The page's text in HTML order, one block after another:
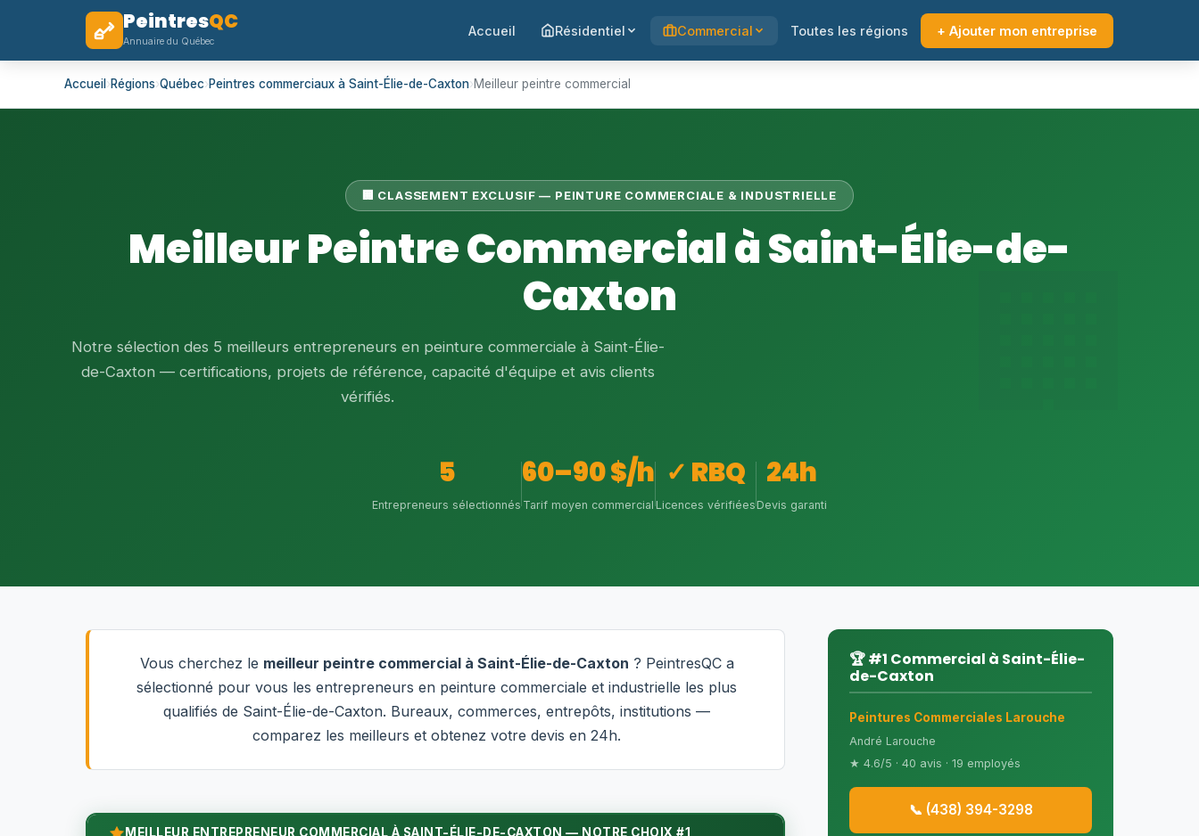
PeintresQC
Annuaire du Québec
Accueil Résidentiel Commercial Toutes les régions + Ajouter mon entreprise
Accueil ›Régions›Québec›Peintres commerciaux à Saint-Élie-de-Caxton›Meilleur peintre commercial
🏢 CLASSEMENT EXCLUSIF — PEINTURE COMMERCIALE & INDUSTRIELLE
Meilleur Peintre Commercial à Saint-Élie-de-
Caxton
Notre sélection des 5 meilleurs entrepreneurs en peinture commerciale à Saint-Élie-
de-Caxton — certifications, projets de référence, capacité d'équipe et avis clients
vérifiés.
5
Entrepreneurs sélectionnés
60–90 $/h
Tarif moyen commercial
✓ RBQ
Licences vérifiées
24h
Devis garanti
Vous cherchez le meilleur peintre commercial à Saint-Élie-de-Caxton ? PeintresQC a
sélectionné pour vous les entrepreneurs en peinture commerciale et industrielle les plus
qualifiés de Saint-Élie-de-Caxton. Bureaux, commerces, entrepôts, institutions —
comparez les meilleurs et obtenez votre devis en 24h.
MEILLEUR ENTREPRENEUR COMMERCIAL À SAINT-ÉLIE-DE-CAXTON — NOTRE CHOIX #1
🏆 #1 Commercial à Saint-Élie-
de-Caxton
Peintures Commerciales Larouche
André Larouche
★ 4.6/5 · 40 avis · 19 employés
📞 (438) 394-3298